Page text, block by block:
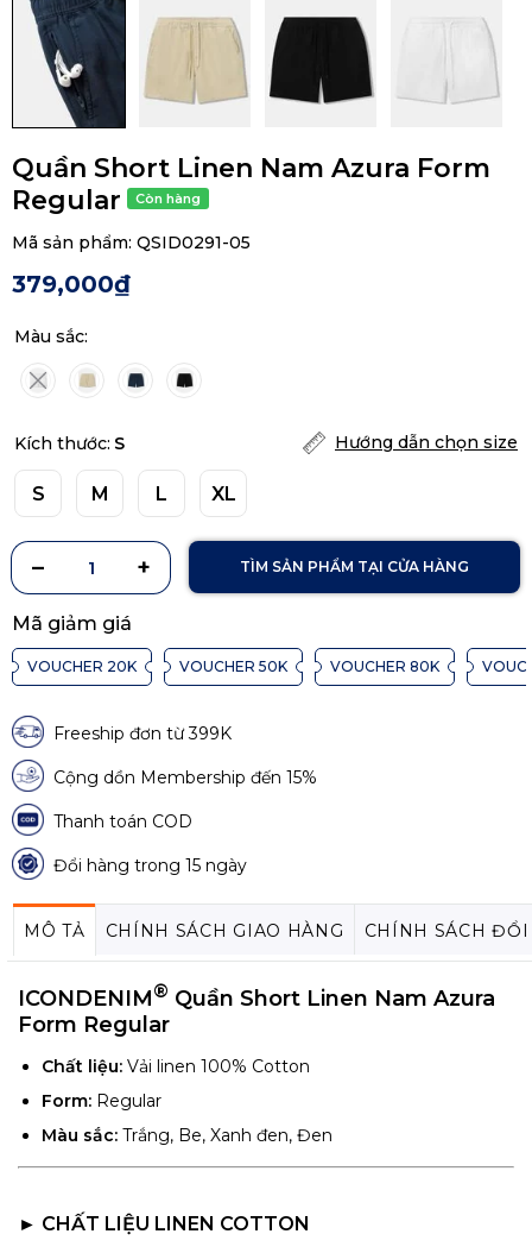
Quần Short Linen Nam Azura Form
Regular
Mã sản phẩm: QSID0291-05
379,000₫
Mã giảm giá
VOUCHER 20K VOUCHER 50K VOUCHER 80K
Màu sắc:
Kích thước: S Hướng dẫn chọn size
S M L XL
TÌM SẢN PHẨM TẠI CỬA HÀNG
Freeship đơn từ 399K
Cộng dồn Membership đến 15%
Thanh toán COD
Đổi hàng trong 15 ngày
MÔ TẢ CHÍNH SÁCH GIAO HÀNG CHÍNH SÁCH
ICONDENIM® Quần Short Linen Nam Azura
Form Regular
Chất liệu: Vải linen 100% Cotton
Form: Regular
Màu sắc: Trắng, Be, Xanh đen, Đen
► CHẤT LIỆU LINEN COTTON